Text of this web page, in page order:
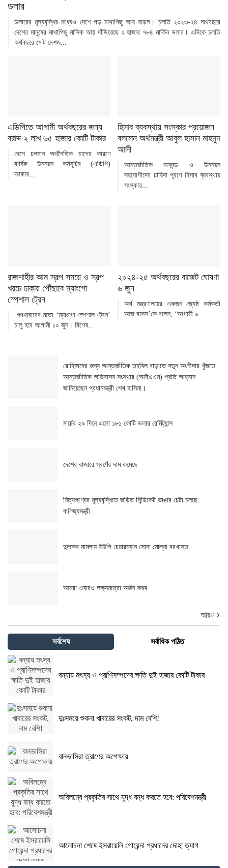
ডলার
ডলারের মূল্যবৃদ্ধির মধ্যেও দেশে গড় মাথাপিছু আয় বাড়ল। চলতি ২০২৩-২৪ অর্থবছরে
দেশের মানুষের মাথাপিছু মাসিক আয় দাঁড়িয়েছে ২ হাজার ৭৮৪ মার্কিন ডলার। এদিকে চলতি
অর্থবছরে মোট দেশজ...
এডিপিতে আগামী অর্থবছরের জন্য
বরাদ্দ ২ লাখ ৬৫ হাজার কোটি টাকার
দেশে চলমান অর্থনৈতিক চাপের কারণে
বার্ষিক উন্নয়ন কর্মসূচির (এডিপি)
আকার...
হিসাব ব্যবস্থায় সংস্কার প্রয়োজন
বললেন অর্থমন্ত্রী আবুল হাসান মাহমুদ
আলী
আন্তর্জাতিক মানদন্ড ও উন্নয়ন
সহযোগীদের চাহিদা পূরণে হিসাব ব্যবস্থায়
সংস্কার...
রাজশাহীর আম স্বল্প সময়ে ও স্বল্প
খরচে ঢাকায় পৌঁছাবে ম্যাংগো
স্পেশাল ট্রেন
পঞ্চমবারের মতো ‘ম্যাংগো স্পেশাল ট্রেন’
চালু হবে আগামী ১০ জুন। বিশেষ...
২০২৪-২৫ অর্থবছরের বাজেট ঘোষণা
৬ জুন
অর্থ মন্ত্রণালয়ের একজন জ্যেষ্ঠ কর্মকর্তা
আজ বাসস’কে বলেন, ‘আগামী ৬...
রোহিঙ্গাদের জন্য আন্তর্জাতিক তহবিল বাড়াতে নতুন অংশীদার খুঁজতে
আন্তর্জাতিক অভিবাসন সংস্থার (আইওএম) প্রতি আহ্বান
জানিয়েছেন প্রধানমন্ত্রী শেখ হাসিনা।
মার্চের ২৯ দিনে এলো ১৮১ কোটি ডলার রেমিট্যান্স
দেশের বাজারে স্বর্ণের দাম কমেছে
নিত্যপণ্যের মূল্যবৃদ্ধিতে জড়িত সিন্ডিকেট ভাঙার চেষ্টা চলছে:
বাণিজ্যমন্ত্রী
দুদকের মামলায় ইউপি চেয়ারম্যান সোনা মোল্যা বরখাস্ত
আমরা এবারও লক্ষ্যমাত্রা অর্জন করব
আরও
সর্বশেষ সর্বাধিক পঠিত
বন্যায় মৎস্য ও প্রাণিসম্পদের ক্ষতি দুই হাজার কোটি টাকার
দুঃসময়ে শুকনা খাবারের সংকট, দাম বেশি!
বানভাসিরা ত্রাণের অপেক্ষায়
অবিলম্বে প্রকৃতির সাথে যুদ্ধ বন্ধ করতে হবে: পরিবেশমন্ত্রী
আলোচনা শেষে ইসরায়েলি গোয়েন্দা প্রধানের দোহা ত্যাগ